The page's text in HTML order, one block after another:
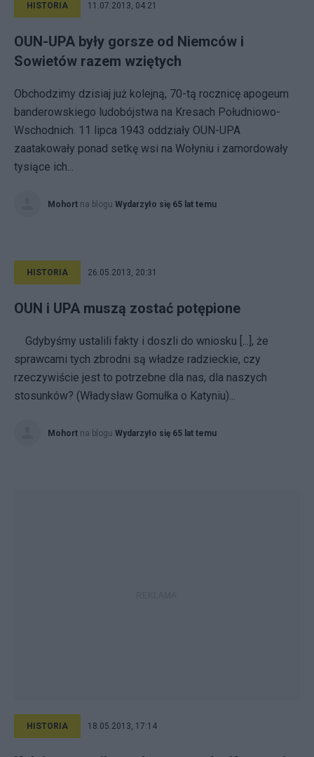
HISTORIA 11.07.2013, 04:21
OUN-UPA były gorsze od Niemców i
Sowietów razem wziętych
Obchodzimy dzisiaj już kolejną, 70-tą rocznicę apogeum
banderowskiego ludobójstwa na Kresach Południowo-
Wschodnich. 11 lipca 1943 oddziały OUN-UPA
zaatakowały ponad setkę wsi na Wołyniu i zamordowały
tysiące ich...
Mohort na blogu Wydarzyło się 65 lat temu
HISTORIA 26.05.2013, 20:31
OUN i UPA muszą zostać potępione
Gdybyśmy ustalili fakty i doszli do wniosku [...], że
sprawcami tych zbrodni są władze radzieckie, czy
rzeczywiście jest to potrzebne dla nas, dla naszych
stosunków? (Władysław Gomułka o Katyniu)...
Mohort na blogu Wydarzyło się 65 lat temu
HISTORIA 18.05.2013, 17:14